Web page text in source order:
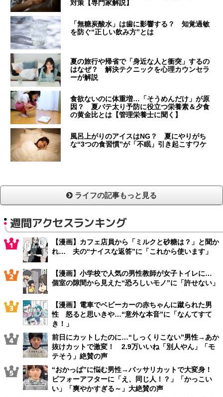
対策【専門家解説】
「無糖炭酸水」は歯に影響する？ 知覚過敏
を防ぐ“正しい飲み方”とは
夏の旅行や帰省で「身近な人と衝突」するの
はなぜ？ 解決テクニックを心理カウンセラ
ーが解説
食欲ないのに体重増…「そうめんだけ」が原
因？ 夏バテ太り予防に役立つ栄養素＆夕食
の黄金比とは【管理栄養士に聞く】
風呂上がりのアイスはNG？ 夏にやりがち
な“3つの食習慣”が「不眠」引き起こすワケ
ライフの記事もっと見る
週間アクセスランキング
【漫画】カフェ店員から「ミルクと砂糖は？」と聞か
れ… 夫の“ナイスな返答”に「これから使います」
【漫画】小学校で人気の男性教師が女子トイレに…
個室の隙間から見えた“恐ろしいモノ”に「許せない」
【漫画】電車でベビーカーの赤ちゃんに蹴られた男
性 怒ると思いきや…“意外な本音”に「なんてすて
き！」
前日にカットしたのに…“しっくりこない”男性→あか
抜けカットで激変！ 2.9万いいね「別人やん」「モ
テそう」絶賛の声
“おかっぱ”に悩む男性→バッサリカットで大変身！
ビフォーアフターに「え、同じ人！？」「かっこい
い」「爽やかすぎる～」大絶賛の声